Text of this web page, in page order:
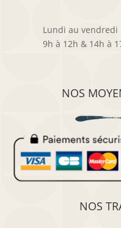
Lundi au vendredi
9h à 12h & 14h à
NOS
NOS